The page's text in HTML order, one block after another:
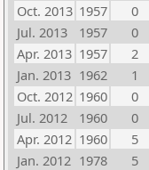
Oct. 2013 1957 0
Jul. 2013
1957 0
Apr. 2013 1957 2
Jan. 2013 1962 1
Oct. 2012 1960 0
Jul. 2012
1960 0
Apr. 2012 1960 5
Jan. 2012 1978 5